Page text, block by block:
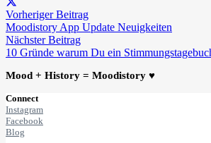
Vorheriger Beitrag
Moodistory App Update Neuigkeiten
Nächster Beitrag
10 Gründe warum Du ein
Mood + History = Moodistory ♥
Connect
Instagram
Facebook
Blog